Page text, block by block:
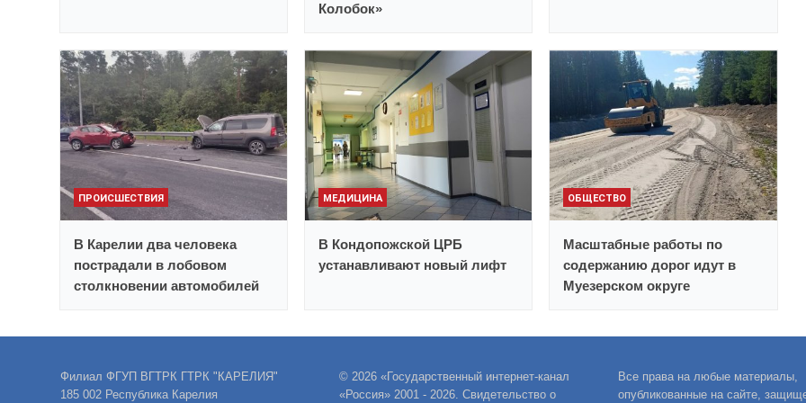
Колобок»
ПРОИСШЕСТВИЯ
В Карелии два человека
пострадали в лобовом
столкновении автомобилей
МЕДИЦИНА
В Кондопожской ЦРБ
устанавливают новый лифт
ОБЩЕСТВО
Масштабные работы по
содержанию дорог идут в
Муезерском округе
Филиал ФГУП ВГТРК ГТРК "КАРЕЛИЯ"
185 002 Республика Карелия
© 2026 «Государственный интернет-канал
«Россия» 2001 - 2026. Свидетельство о
Все права на любые материалы,
опубликованные на сайте,